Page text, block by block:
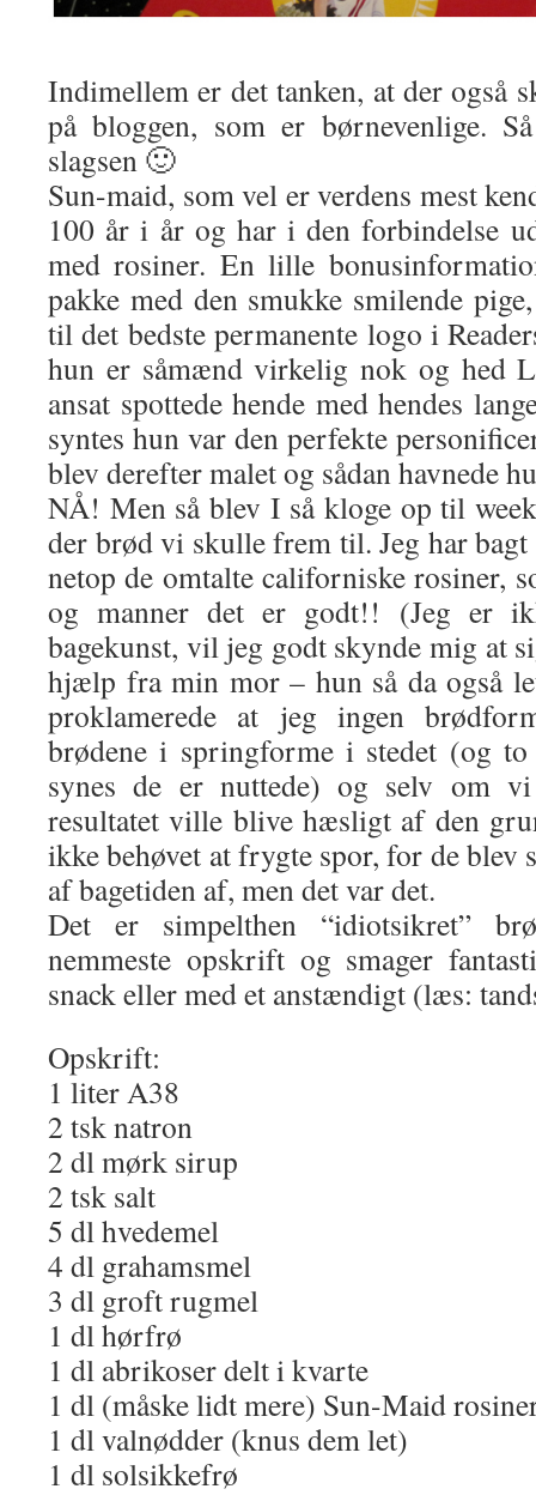
Indimellem er det tanken, at der også
på bloggen, som er børnevenlige.
slagsen 🙂
Sun-maid, som vel er verdens mest
100 år i år og har i den forbindelse
med rosiner. En lille
pakke med den smukke smilende
til det bedste permanente logo i
hun er såmænd virkelig nok og hed
ansat spottede hende med hendes
syntes hun var den perfekte
blev derefter malet og sådan havnede
NÅ! Men så blev I så kloge op til
der brød vi skulle frem til. Jeg har
netop de omtalte californiske rosiner,
og manner det er godt!! (Jeg er
bagekunst, vil jeg godt skynde mig at
hjælp fra min mor – hun så da også
proklamerede at jeg ingen
brødene i springforme i stedet (og
synes de er nuttede) og selv om
resultatet ville blive hæsligt af den
ikke behøvet at frygte spor, for de blev
af bagetiden af, men det var det.
Det er simpelthen “idiotsikret”
nemmeste opskrift og smager
snack eller med et anstændigt (læs:
Opskrift:
1 liter A38
2 tsk natron
2 dl mørk sirup
2 tsk salt
5 dl hvedemel
4 dl grahamsmel
3 dl groft rugmel
1 dl hørfrø
1 dl abrikoser delt i kvarte
1 dl (måske lidt mere) Sun-Maid
1 dl valnødder (knus dem let)
1 dl solsikkefrø